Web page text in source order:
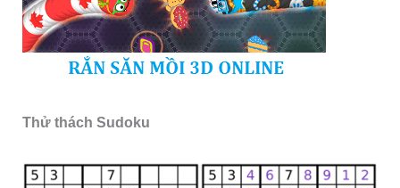
Thử thách Sudoku